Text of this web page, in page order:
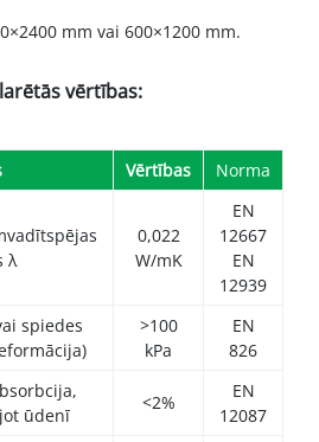
mm vai 600×1200 mm.
vērtības:
Vērtības Norma
λ
0,022
W/mK
EN
12667
EN
12939
spiedes
>100
kPa
EN
826
ūdenī
<2%
EN
12087